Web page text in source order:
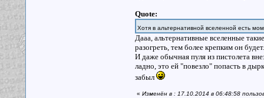
Quote:
Хотя в альтернативной вселенной есть
Дааа, альтернативные вселенные
разогреть, тем более крепким он
И даже обычная пуля из пистолета
ладно, это ей "повезло" попасть в
забыл
« Изменён в : 17.10.2014 в 06:48:58